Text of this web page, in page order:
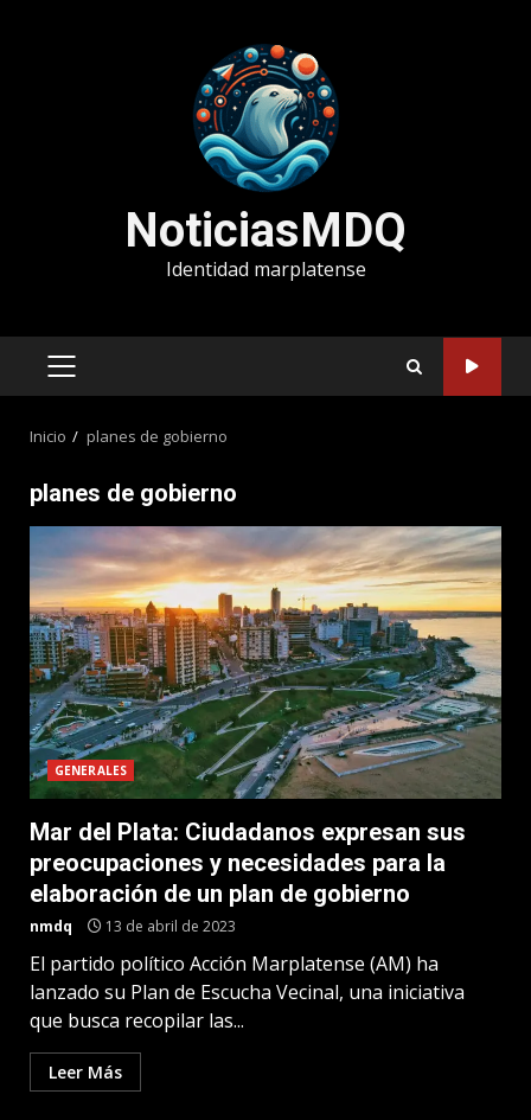
NoticiasMDQ
Identidad marplatense
MENÚ
Inicio planes de gobierno
planes de gobierno
GENERALES
Mar del Plata: Ciudadanos expresan sus
preocupaciones y necesidades para la
elaboración de un plan de gobierno
nmdq 13 de abril de 2023
El partido político Acción Marplatense (AM) ha
lanzado su Plan de Escucha Vecinal, una iniciativa
que busca recopilar las...
Leer Más